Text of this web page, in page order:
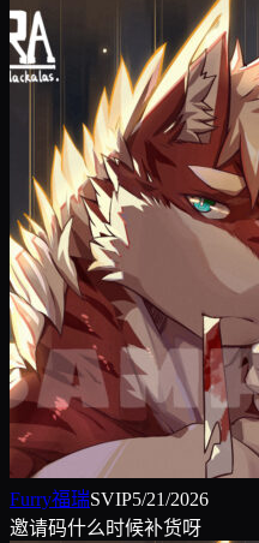
Furry福瑞SVIP5/21/2026
邀请码什么时候补货呀